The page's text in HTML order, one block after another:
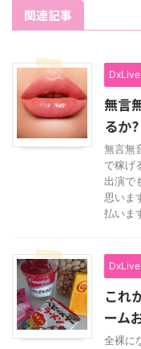
関連記事
無言
るか?
無言無
で稼げ
出演で
思いま
払いま
これ
ーム
全裸に